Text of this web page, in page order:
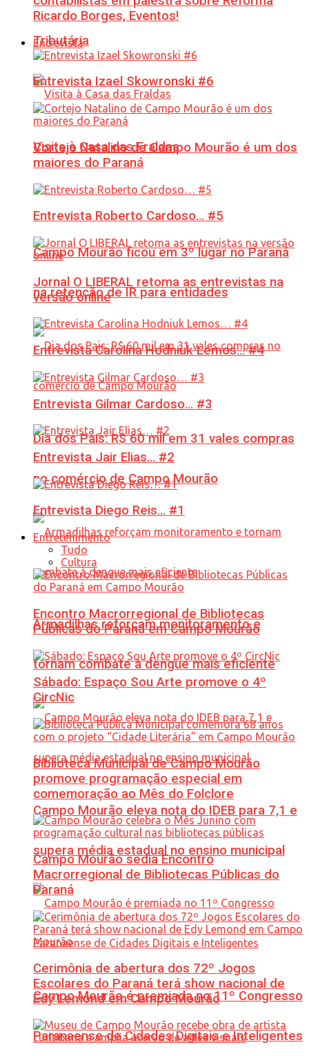
Tributária
Visita à Casa das Fraldas
Campo Mourão ficou em 3º lugar no Paraná
na retenção de IR para entidades
Dia dos Pais: R$ 60 mil em 31 vales compras
no comércio de Campo Mourão
Armadilhas reforçam monitoramento e
tornam combate à dengue mais eficiente
Campo Mourão eleva nota do IDEB para 7,1 e
supera média estadual no ensino municipal
Campo Mourão é premiada no 11º Congresso
Paranaense de Cidades Digitais e Inteligentes
Ricardo Borges, Eventos!
Entrevista
Entrevista Izael Skowronski #6
Cortejo Natalino de Campo Mourão é um dos
maiores do Paraná
Entrevista Roberto Cardoso… #5
Jornal O LIBERAL retoma as entrevistas na
versão online
Entrevista Carolina Hodniuk Lemos… #4
Entrevista Gilmar Cardoso… #3
Entrevista Jair Elias… #2
Entrevista Diego Reis… #1
Entretenimento
Tudo
Cultura
Encontro Macrorregional de Bibliotecas
Públicas do Paraná em Campo Mourão
Sábado: Espaço Sou Arte promove o 4º
CircNic
Biblioteca Municipal de Campo Mourão
promove programação especial em
comemoração ao Mês do Folclore
Campo Mourão sedia Encontro
Macrorregional de Bibliotecas Públicas do
Paraná
Cerimônia de abertura dos 72º Jogos
Escolares do Paraná terá show nacional de
Edy Lemond em Campo Mourão